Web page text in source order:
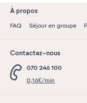
À propos
FAQ Séjour en groupe
Contactez-nous
070 246 100
0,16€/min